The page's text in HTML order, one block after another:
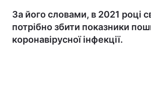
За його словами, в 2021 році
потрібно збити показники
коронавірусної інфекції.